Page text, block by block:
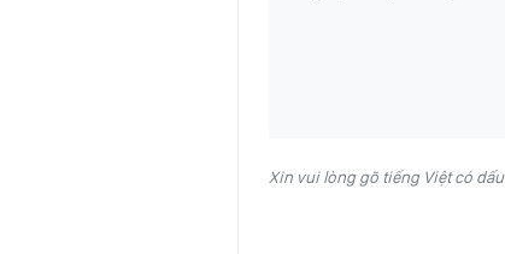
Xin vui lòng gõ tiếng Việt có dấu